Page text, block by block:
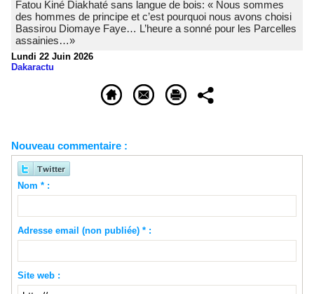
Fatou Kiné Diakhaté sans langue de bois: « Nous sommes
des hommes de principe et c’est pourquoi nous avons choisi
Bassirou Diomaye Faye… L’heure a sonné pour les Parcelles
assainies…»
Lundi 22 Juin 2026
Dakaractu
Nouveau commentaire :
Nom * :
Adresse email (non publiée) * :
Site web :